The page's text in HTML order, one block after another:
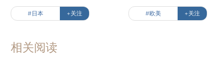
#日本 +关注 #欧美 +关注
相关阅读